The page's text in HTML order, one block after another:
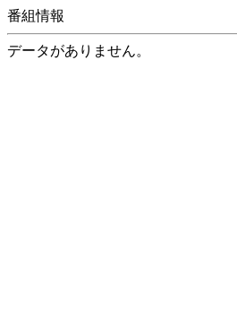
番組情報
データがありません。